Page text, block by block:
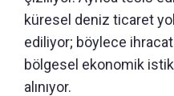
küresel deniz ticaret
ediliyor; böylece
bölgesel ekonomik
alınıyor.